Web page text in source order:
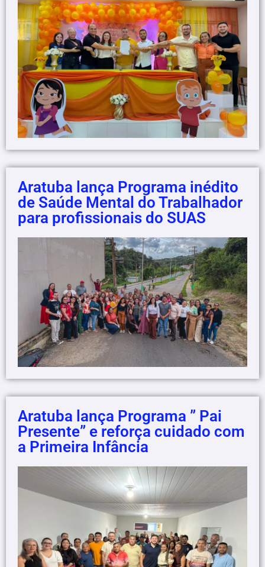
Aratuba lança Programa inédito
de Saúde Mental do Trabalhador
para profissionais do SUAS
Aratuba lança Programa ” Pai
Presente” e reforça cuidado com
a Primeira Infância